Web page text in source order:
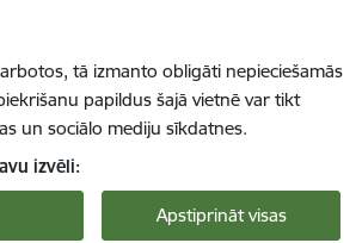
tā izmanto obligāti nepieciešamās
papildus šajā vietnē var tikt
un sociālo mediju sīkdatnes.
izvēli:
Apstiprināt visas